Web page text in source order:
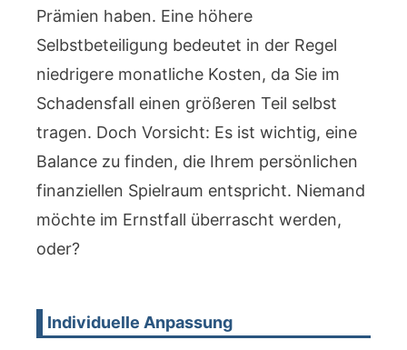
Prämien haben. Eine höhere
Selbstbeteiligung bedeutet in der Regel
niedrigere monatliche Kosten, da Sie im
Schadensfall einen größeren Teil selbst
tragen. Doch Vorsicht: Es ist wichtig, eine
Balance zu finden, die Ihrem persönlichen
finanziellen Spielraum entspricht. Niemand
möchte im Ernstfall überrascht werden,
oder?
Individuelle Anpassung